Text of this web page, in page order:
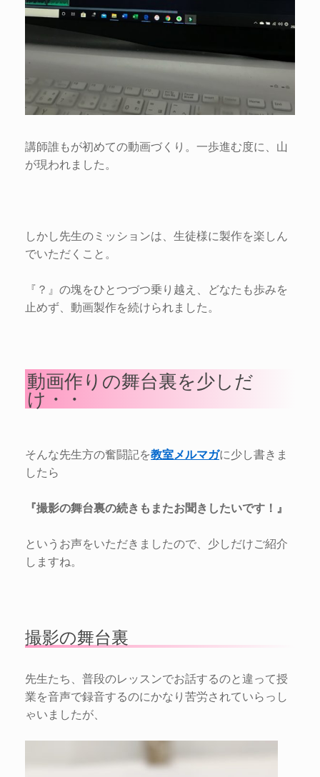
講師誰もが初めての動画づくり。一歩進む度に、山
が現われました。
しかし先生のミッションは、生徒様に製作を楽しん
でいただくこと。
『？』の塊をひとつづつ乗り越え、どなたも歩みを
止めず、動画製作を続けられました。
動画作りの舞台裏を少しだ
け・・
そんな先生方の奮闘記を教室メルマガに少し書きま
したら
『撮影の舞台裏の続きもまたお聞きしたいです！』
というお声をいただきましたので、少しだけご紹介
しますね。
撮影の舞台裏
先生たち、普段のレッスンでお話するのと違って授
業を音声で録音するのにかなり苦労されていらっし
ゃいましたが、